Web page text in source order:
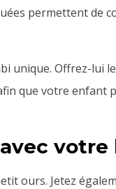
permettent de
Offrez-lui
que votre enfant
votre
ours. Jetez